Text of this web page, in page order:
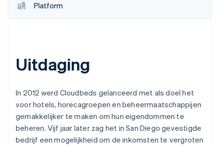
Platform
Uitdaging
In 2012 werd Cloudbeds gelanceerd met als doel het
voor hotels, horecagroepen en beheermaatschappijen
gemakkelijker te maken om hun eigendommen te
beheren. Vijf jaar later zag het in San Diego gevestigde
bedrijf een mogelijkheid om de inkomsten te vergroten